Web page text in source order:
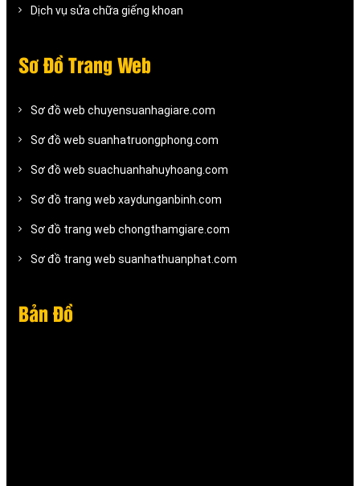
Dịch vụ sửa chữa giếng khoan
Sơ Đồ Trang Web
Sơ đồ web chuyensuanhagiare.com
Sơ đồ web suanhatruongphong.com
Sơ đồ web suachuanhahuyhoang.com
Sơ đồ trang web xaydunganbinh.com
Sơ đồ trang web chongthamgiare.com
Sơ đồ trang web suanhathuanphat.com
Bản Đồ